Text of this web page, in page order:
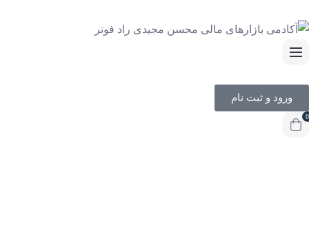
ورود و ثبت نام
0